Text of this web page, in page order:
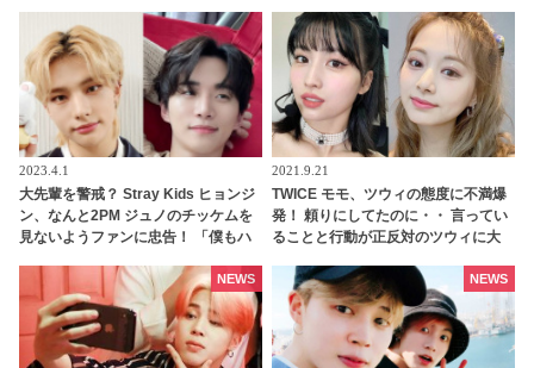
鼓判！ 圧巻の才能でYGエンタの重鎮
を唸らせる
2023.4.1
大先輩を警戒？ Stray Kids ヒョンジ
ン、なんと2PM ジュノのチッケムを
見ないようファンに忠告！ 「僕もハ
驚きの理由がかわいすぎる
2021.9.21
TWICE モモ、ツウィの態度に不満爆
発！ 頼りにしてたのに・・ 言ってい
ることと行動が正反対のツウィに大
NEWS NEWS